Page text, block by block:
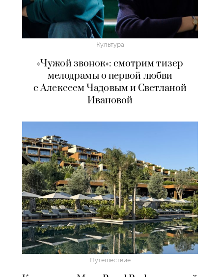
Культура
«Чужой звонок»: смотрим тизер
мелодрамы о первой любви
с Алексеем Чадовым и Светланой
Ивановой
Путешествие